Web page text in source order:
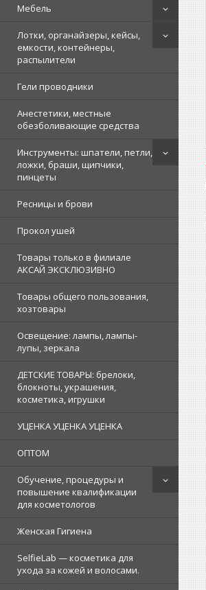
Мебель
Лотки, органайзеры, кейсы,
емкости, контейнеры,
распылители
Гели проводники
Анестетики, местные
обезболивающие средства
Инструменты: шпатели, петли,
ложки, браши, щипчики,
пинцеты
Ресницы и брови
Прокол ушей
Товары только в филиале
АКСАЙ ЭКСКЛЮЗИВНО
Товары общего пользования,
хозтовары
Освещение: лампы, лампы-
лупы, зеркала
ДЕТСКИЕ ТОВАРЫ: брелоки,
блокноты, украшения,
косметика, игрушки
УЦЕНКА УЦЕНКА УЦЕНКА
ОПТОМ
Обучение, процедуры и
повышение квалификации
для косметологов
Женская Гигиена
SelfieLab — косметика для
ухода за кожей и волосами.